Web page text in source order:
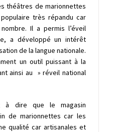
théâtres de marionnettes
très répandu car
Il a permis l’éveil
a développé un intérêt
de la langue nationale.
un outil puissant à la
ainsi au » réveil national
à dire que le magasin
de marionnettes car les
qualité car artisanales et